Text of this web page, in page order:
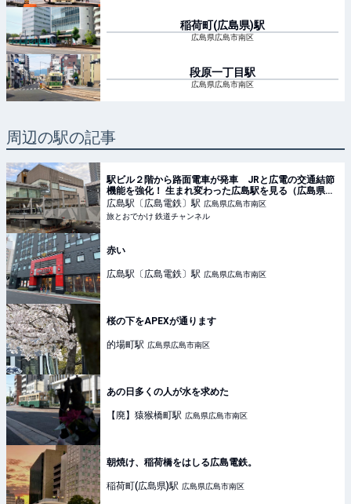
稲荷町(広島県)駅
広島県広島市南区
段原一丁目駅
広島県広島市南区
周辺の駅の記事
駅ビル２階から路面電車が発車 JRと広電の交通結節
機能を強化！ 生まれ変わった広島駅を見る（広島県広
島市）【コラム】 | 旅とおでかけ 鉄道チャンネル
広島駅〔広島電鉄〕駅 広島県広島市南区
旅とおでかけ 鉄道チャンネル
赤い
広島駅〔広島電鉄〕駅 広島県広島市南区
桜の下をAPEXが通ります
的場町駅 広島県広島市南区
あの日多くの人が水を求めた
【廃】猿猴橋町駅 広島県広島市南区
朝焼け、稲荷橋をはしる広島電鉄。
稲荷町(広島県)駅 広島県広島市南区